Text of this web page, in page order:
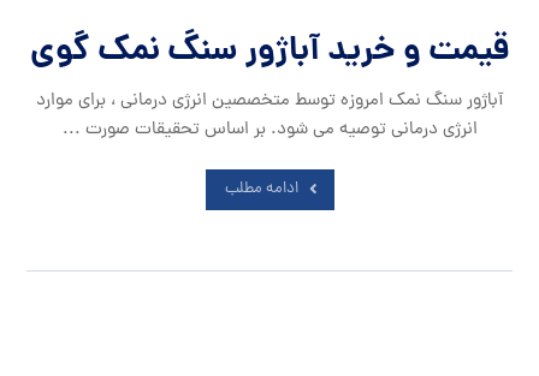
قیمت و خرید آباژور سنگ نمک گوی
آباژور سنگ نمک امروزه توسط متخصصین انرژی درمانی ، برای موارد
انرژی درمانی توصیه می شود. بر اساس تحقیقات صورت ...
ادامه مطلب